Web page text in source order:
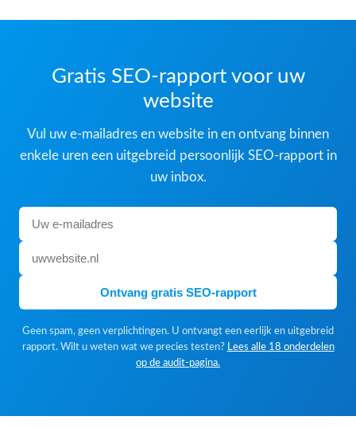
Gratis SEO-rapport voor uw
website
Vul uw e-mailadres en website in en ontvang binnen
enkele uren een uitgebreid persoonlijk SEO-rapport in
uw inbox.
Ontvang gratis SEO-rapport
Geen spam, geen verplichtingen. U ontvangt een eerlijk en uitgebreid
rapport. Wilt u weten wat we precies testen? Lees alle 18 onderdelen
op de audit-pagina.